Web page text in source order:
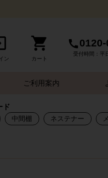
ン カート
受付時間：平
ご利用案内
ド
中間棚 ネステナー